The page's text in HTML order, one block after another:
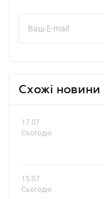
Схожі новини
17.07
Сьогодні
15.07
Сьогодні